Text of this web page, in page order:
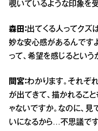
覗いているような印象を受
森田：出てくる人ってクズ
妙な安心感があるんです
って、希望を感じるという
間宮：わかります。それぞ
が出てきて、描かれるこ
ゃないですか。なのに、
いになるから…不思議です